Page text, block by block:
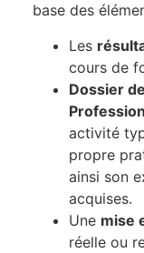
base des
Les
cours de
Dossier
activité
propre
ainsi son
acquises.
Une mise
réelle ou